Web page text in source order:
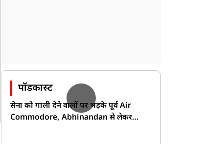
"पटना से दिल्ली सिर्फ 4 घंटे
41 मिनट में", रेल मंत्री अश्विनी
वैष्णव ने बिहार की जनता को
दी गुड न्यूज
PhonePe यूजर्स ध्यान दें!
क्या आपके बैंक खाते से भी
कट सकता है Inactivity
Charge? जानिए पूरा सच
पॉडकास्ट
सेना को गाली देने वालों पर भड़के पूर्व Air
Commodore, Abhinandan से लेकर